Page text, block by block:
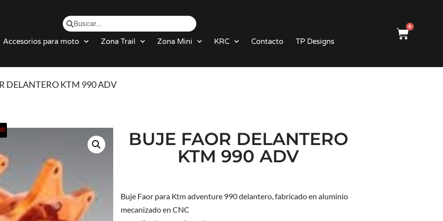
Accesorios para moto Zona Trail Zona Mini KRC Contacto TP Designs
0
DELANTERO KTM 990 ADV
BUJE FAOR DELANTERO
KTM 990 ADV
Buje Faor para Ktm adventure 990 delantero, fabricado en aluminio
mecanizado en CNC